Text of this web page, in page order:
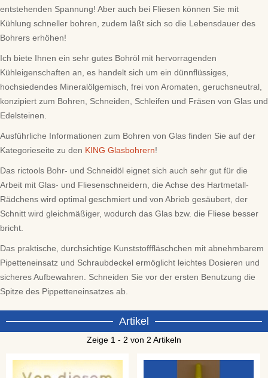
entstehenden Spannung! Aber auch bei Fliesen können Sie mit
Kühlung schneller bohren, zudem läßt sich so die Lebensdauer des
Bohrers erhöhen!
Ich biete Ihnen ein sehr gutes Bohröl mit hervorragenden
Kühleigenschaften an, es handelt sich um ein dünnflüssiges,
hochsiedendes Mineralölgemisch, frei von Aromaten, geruchsneutral,
konzipiert zum Bohren, Schneiden, Schleifen und Fräsen von Glas und
Edelsteinen.
Ausführliche Informationen zum Bohren von Glas finden Sie auf der
Kategorieseite zu den KING Glasbohrern!
Das rictools Bohr- und Schneidöl eignet sich auch sehr gut für die
Arbeit mit Glas- und Fliesenschneidern, die Achse des Hartmetall-
Rädchens wird optimal geschmiert und von Abrieb gesäubert, der
Schnitt wird gleichmäßiger, wodurch das Glas bzw. die Fliese besser
bricht.
Das praktische, durchsichtige Kunststofffläschchen mit abnehmbarem
Pipetteneinsatz und Schraubdeckel ermöglicht leichtes Dosieren und
sicheres Aufbewahren. Schneiden Sie vor der ersten Benutzung die
Spitze des Pippetteneinsatzes ab.
Artikel
Zeige 1 - 2 von 2 Artikeln